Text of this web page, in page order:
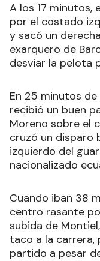
A los 17 minutos,
por el costado
y sacó un
exarquero de
desviar la pelota
En 25 minutos
recibió un buen
Moreno sobre el
cruzó un disparo
izquierdo del
nacionalizado
Cuando iban 38
centro rasante
subida de
taco a la carrera,
partido a pesar